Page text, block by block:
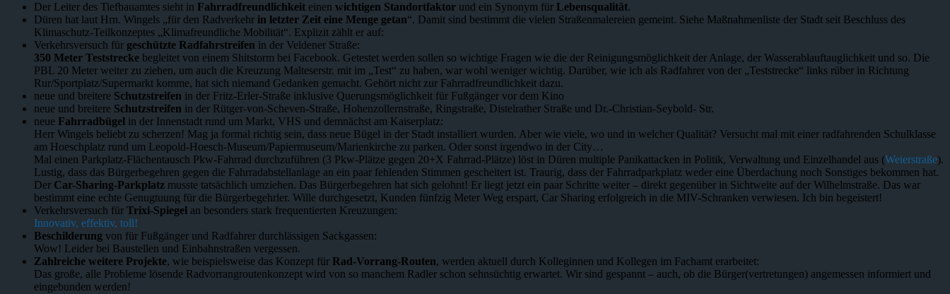
Der Leiter des Tiefbauamtes sieht in Fahrradfreundlichkeit einen wichtigen Standortfaktor und ein Synonym für Lebensqualität.
Düren hat laut Hrn. Wingels „für den Radverkehr in letzter Zeit eine Menge getan“. Damit sind bestimmt die vielen Straßenmalereien gemeint. Siehe Maßnahmenliste der Stadt seit Beschluss des
Klimaschutz-Teilkonzeptes „Klimafreundliche Mobilität“. Explizit zählt er auf:
Verkehrsversuch für geschützte Radfahrstreifen in der Veldener Straße:
350 Meter Teststrecke begleitet von einem Shitstorm bei Facebook. Getestet werden sollen so wichtige Fragen wie die der Reinigungsmöglichkeit der Anlage, der Wasserablauftauglichkeit und so. Die
PBL 20 Meter weiter zu ziehen, um auch die Kreuzung Malteserstr. mit im „Test“ zu haben, war wohl weniger wichtig. Darüber, wie ich als Radfahrer von der „Teststrecke“ links rüber in Richtung
Rur/Sportplatz/Supermarkt komme, hat sich niemand Gedanken gemacht. Gehört nicht zur Fahrradfreundlichkeit dazu.
neue und breitere Schutzstreifen in der Fritz-Erler-Straße inklusive Querungsmöglichkeit für Fußgänger vor dem Kino
neue und breitere Schutzstreifen in der Rütger-von-Scheven-Straße, Hohenzollernstraße, Ringstraße, Distelrather Straße und Dr.-Christian-Seybold- Str.
neue Fahrradbügel in der Innenstadt rund um Markt, VHS und demnächst am Kaiserplatz:
Herr Wingels beliebt zu scherzen! Mag ja formal richtig sein, dass neue Bügel in der Stadt installiert wurden. Aber wie viele, wo und in welcher Qualität? Versucht mal mit einer radfahrenden Schulklasse
am Hoeschplatz rund um Leopold-Hoesch-Museum/Papiermuseum/Marienkirche zu parken. Oder sonst irgendwo in der City…
Mal einen Parkplatz-Flächentausch Pkw-Fahrrad durchzuführen (3 Pkw-Plätze gegen 20+X Fahrrad-Plätze) löst in Düren multiple Panikattacken in Politik, Verwaltung und Einzelhandel aus (Weierstraße).
Lustig, dass das Bürgerbegehren gegen die Fahrradabstellanlage an ein paar fehlenden Stimmen gescheitert ist. Traurig, dass der Fahrradparkplatz weder eine Überdachung noch Sonstiges bekommen hat.
Der Car-Sharing-Parkplatz musste tatsächlich umziehen. Das Bürgerbegehren hat sich gelohnt! Er liegt jetzt ein paar Schritte weiter – direkt gegenüber in Sichtweite auf der Wilhelmstraße. Das war
bestimmt eine echte Genugtuung für die Bürgerbegehrler. Wille durchgesetzt, Kunden fünfzig Meter Weg erspart, Car Sharing erfolgreich in die MIV-Schranken verwiesen. Ich bin begeistert!
Verkehrsversuch für Trixi-Spiegel an besonders stark frequentierten Kreuzungen:
Innovativ, effektiv, toll!
Beschilderung von für Fußgänger und Radfahrer durchlässigen Sackgassen:
Wow! Leider bei Baustellen und Einbahnstraßen vergessen.
Zahlreiche weitere Projekte, wie beispielsweise das Konzept für Rad-Vorrang-Routen, werden aktuell durch Kolleginnen und Kollegen im Fachamt erarbeitet:
Das große, alle Probleme lösende Radvorrangroutenkonzept wird von so manchem Radler schon sehnsüchtig erwartet. Wir sind gespannt – auch, ob die Bürger(vertretungen) angemessen informiert und
eingebunden werden!